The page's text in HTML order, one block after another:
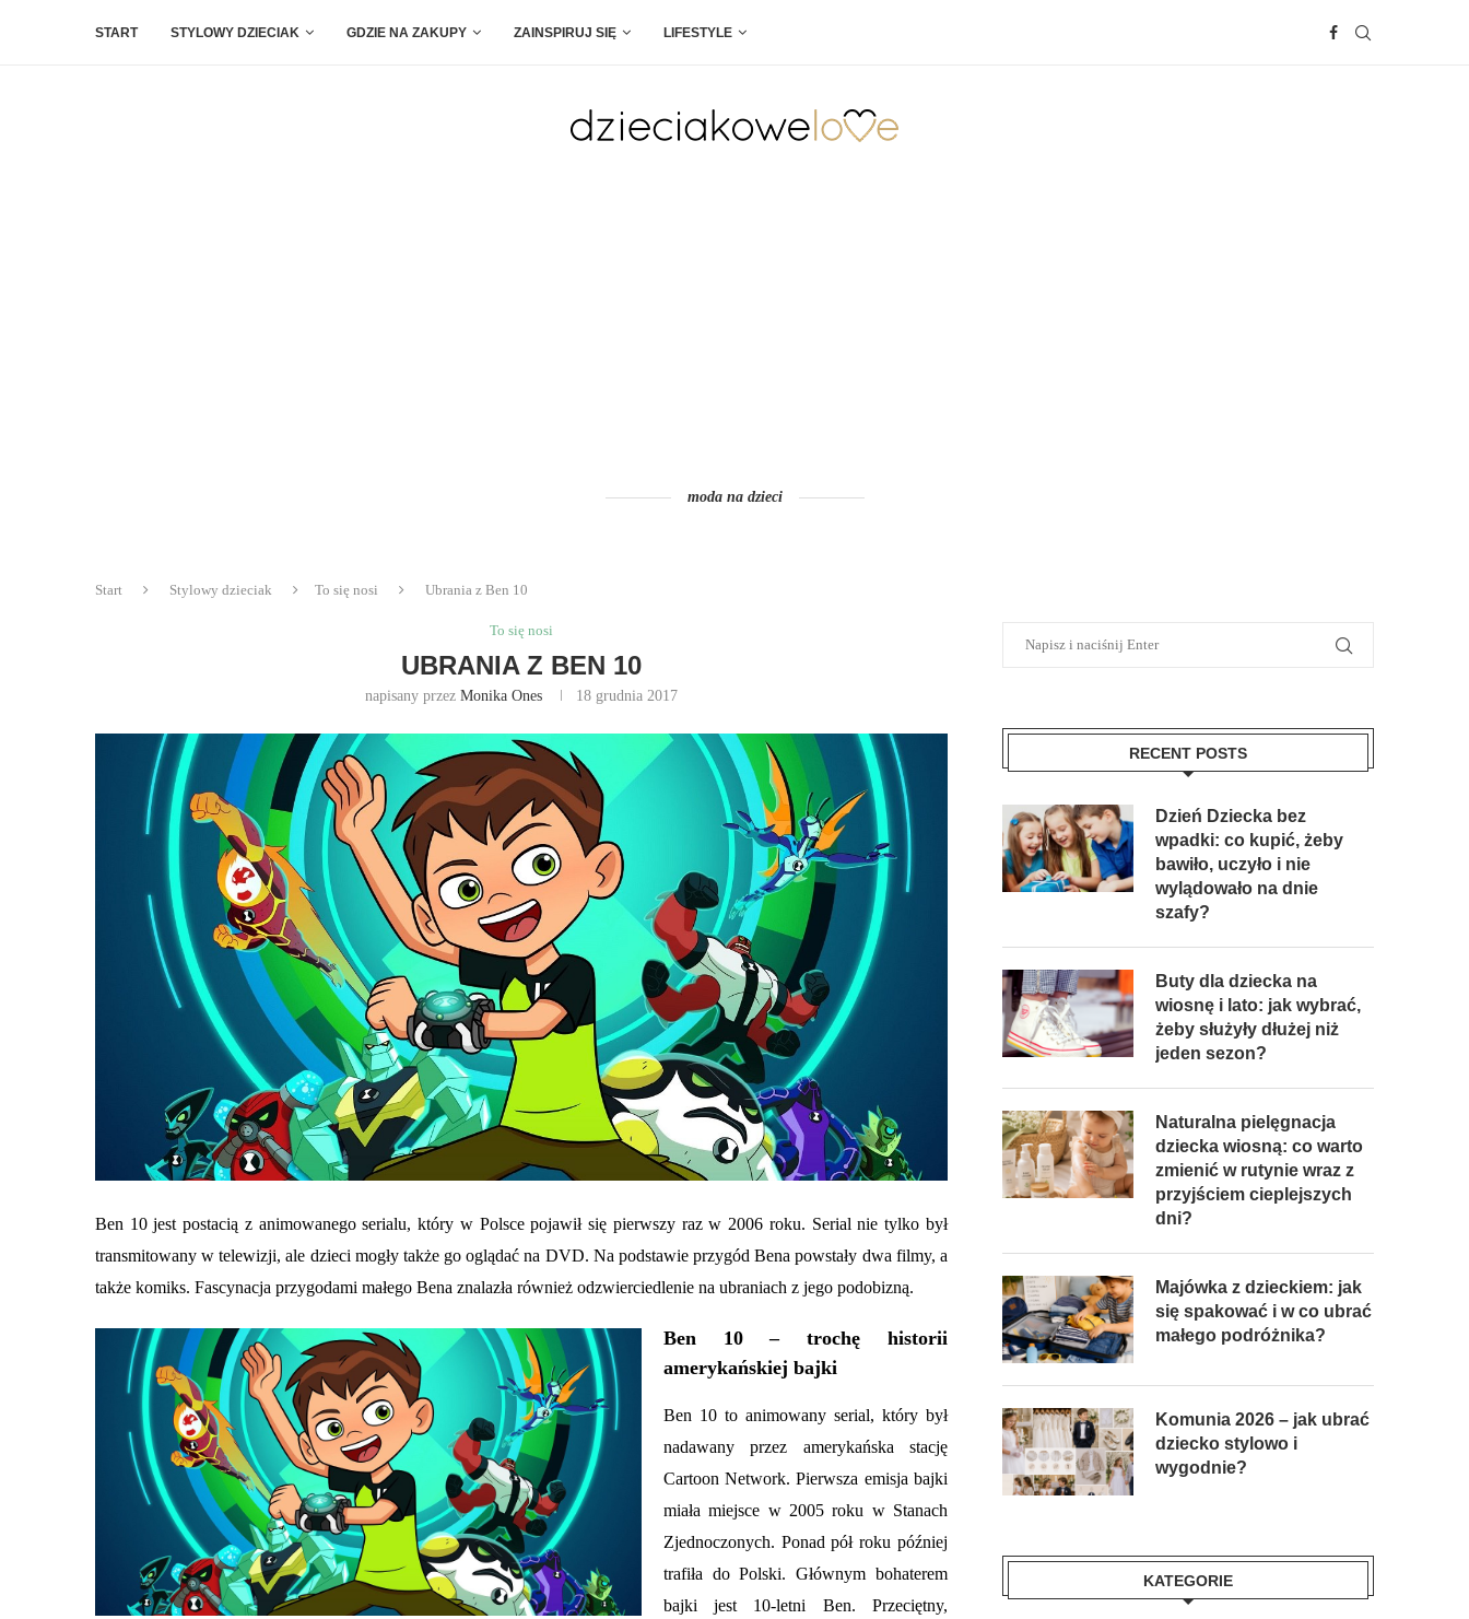
START STYLOWY DZIECIAK GDZIE NA ZAKUPY ZAINSPIRUJ SIĘ LIFESTYLE
moda na dzieci
Start Stylowy dzieciak To się nosi Ubrania z Ben 10
To się nosi
UBRANIA Z BEN 10
napisany przez Monika Ones 18 grudnia 2017
Ben 10 jest postacią z animowanego serialu, który w Polsce pojawił się pierwszy raz w 2006 roku. Serial nie tylko był
transmitowany w telewizji, ale dzieci mogły także go oglądać na DVD. Na podstawie przygód Bena powstały dwa filmy, a
także komiks. Fascynacja przygodami małego Bena znalazła również odzwierciedlenie na ubraniach z jego podobizną.
Ben 10 – trochę historii
amerykańskiej bajki
Ben 10 to animowany serial, który był
nadawany przez amerykańska stację
Cartoon Network. Pierwsza emisja bajki
miała miejsce w 2005 roku w Stanach
Zjednoczonych. Ponad pół roku później
trafiła do Polski. Głównym bohaterem
bajki jest 10-letni Ben. Przeciętny,
RECENT POSTS
Dzień Dziecka bez
wpadki: co kupić, żeby
bawiło, uczyło i nie
wylądowało na dnie
szafy?
Buty dla dziecka na
wiosnę i lato: jak wybrać,
żeby służyły dłużej niż
jeden sezon?
Naturalna pielęgnacja
dziecka wiosną: co warto
zmienić w rutynie wraz z
przyjściem cieplejszych
dni?
Majówka z dzieckiem: jak
się spakować i w co ubrać
małego podróżnika?
Komunia 2026 – jak ubrać
dziecko stylowo i
wygodnie?
KATEGORIE